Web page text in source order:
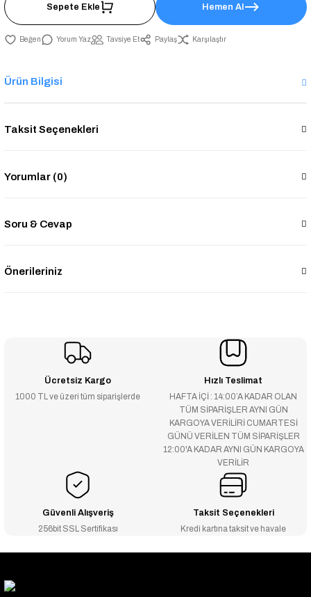
Sepete Ekle Hemen Al
Yorum Yaz Tavsiye Et Paylaş Karşılaştır
Ürün Bilgisi
Taksit Seçenekleri
Yorumlar (0)
Soru & Cevap
Önerileriniz
Ücretsiz Kargo
1000 TL ve üzeri tüm siparişlerde
Hızlı Teslimat
HAFTA İÇİ : 14:00’A KADAR OLAN
TÜM SİPARİŞLER AYNI GÜN
KARGOYA VERİLİRİ CUMARTESİ
GÜNÜ VERİLEN TÜM SİPARİŞLER
12:00'A KADAR AYNI GÜN KARGOYA
VERİLİR
Güvenli Alışveriş
256bit SSL Sertifikası
Taksit Seçenekleri
Kredi kartına taksit ve havale